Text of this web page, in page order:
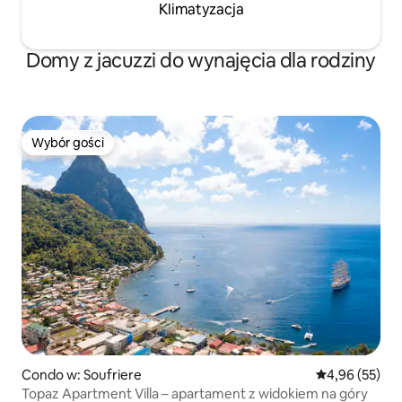
Klimatyzacja
Domy z jacuzzi do wynajęcia dla rodziny
Wybór gości
Wybór gości
Condo w: Soufriere Średnia
4,96 (55)
Topaz Apartment Villa – apartament z widokiem na góry